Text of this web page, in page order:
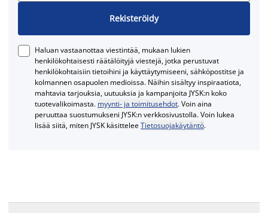
Rekisteröidy
Haluan vastaanottaa viestintää, mukaan lukien
henkilökohtaisesti räätälöityjä viestejä, jotka perustuvat
henkilökohtaisiin tietoihini ja käyttäytymiseeni, sähköpostitse ja
kolmannen osapuolen medioissa. Näihin sisältyy inspiraatiota,
mahtavia tarjouksia, uutuuksia ja kampanjoita JYSK:n koko
tuotevalikoimasta. myynti- ja toimitusehdot. Voin aina
peruuttaa suostumukseni JYSK:n verkkosivustolla. Voin lukea
lisää siitä, miten JYSK käsitteleeTietosuojakäytäntö.